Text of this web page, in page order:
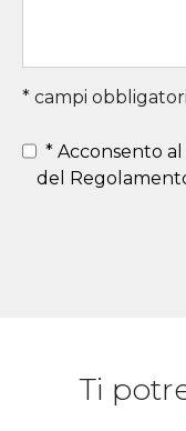
* campi obbligatori
* Acconsento
del
Ti